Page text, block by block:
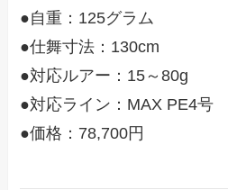
●自重：125グラム
●仕舞寸法：130cm
●対応ルアー：15～80g
●対応ライン：MAX PE4号
●価格：78,700円